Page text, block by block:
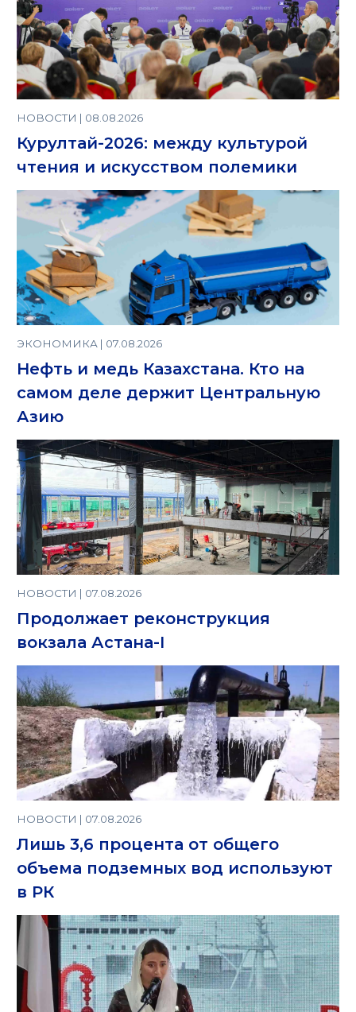
НОВОСТИ | 08.08.2026
Курултай-2026: между культурой
чтения и искусством полемики
ЭКОНОМИКА | 07.08.2026
Нефть и медь Казахстана. Кто на
самом деле держит Центральную
Азию
НОВОСТИ | 07.08.2026
Продолжает реконструкция
вокзала Астана-I
НОВОСТИ | 07.08.2026
Лишь 3,6 процента от общего
объема подземных вод используют
в РК